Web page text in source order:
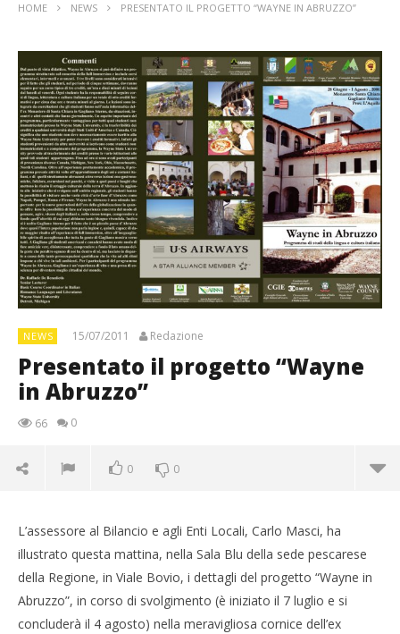
HOME NEWS PRESENTATO IL PROGETTO “WAYNE IN ABRUZZO”
NEWS 15/07/2011 Redazione
Presentato il progetto “Wayne
in Abruzzo”
66 0
0 0
L’assessore al Bilancio e agli Enti Locali, Carlo Masci, ha
illustrato questa mattina, nella Sala Blu della sede pescarese
della Regione, in Viale Bovio, i dettagli del progetto “Wayne in
Abruzzo”, in corso di svolgimento (è iniziato il 7 luglio e si
concluderà il 4 agosto) nella meravigliosa cornice dell’ex